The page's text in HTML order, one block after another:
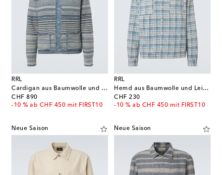
RRL
Cardigan aus Baumwolle und Leinen
CHF 890
original price
-10 % ab CHF 450 mit FIRST10
RRL
Hemd aus Baumwolle und Leinen
CHF 230
original price
-10 % ab CHF 450 mit FIRST10
Neue Saison Neue Saison